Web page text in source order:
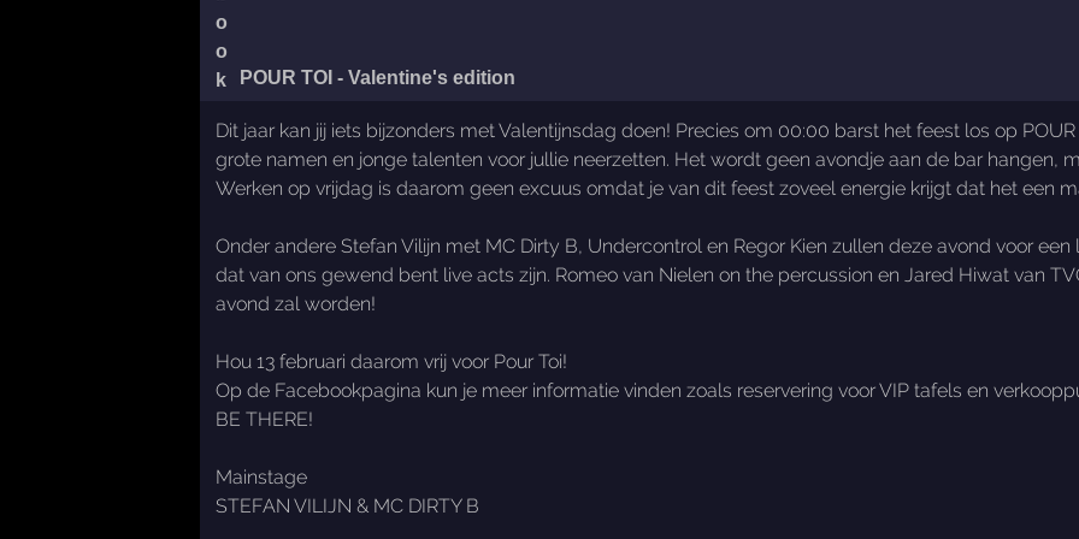
POUR TOI - Valentine's edition
Dit jaar kan jij iets bijzonders met Valentijnsdag doen! Precies om 00:00 barst het feest los op
grote namen en jonge talenten voor jullie neerzetten. Het wordt geen avondje aan de bar hangen,
Werken op vrijdag is daarom geen excuus omdat je van dit feest zoveel energie krijgt dat het een
Onder andere Stefan Vilijn met MC Dirty B, Undercontrol en Regor Kien zullen deze avond voor
dat van ons gewend bent live acts zijn. Romeo van Nielen on the percussion en Jared Hiwat van
avond zal worden!
Hou 13 februari daarom vrij voor Pour Toi!
Op de Facebookpagina kun je meer informatie vinden zoals reservering voor VIP tafels en
BE THERE!
Mainstage
STEFAN VILIJN & MC DIRTY B